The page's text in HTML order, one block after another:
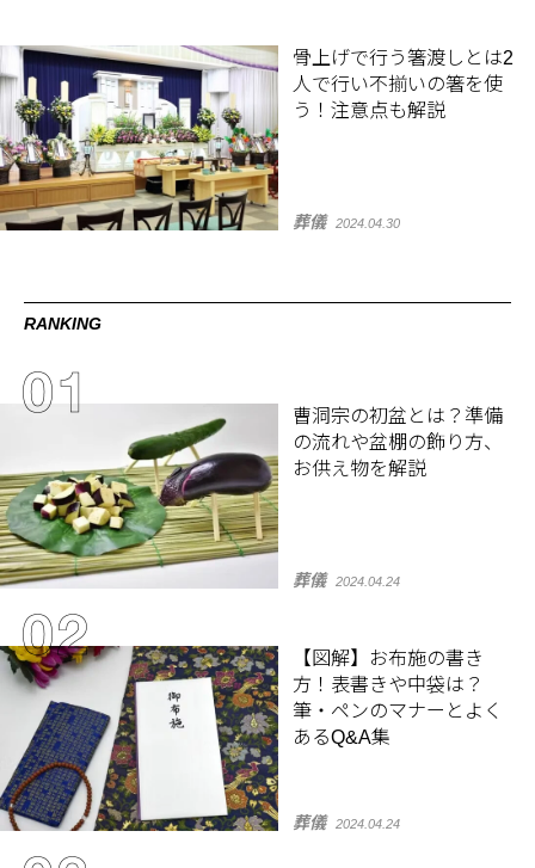
骨上げで行う箸渡しとは2
人で行い不揃いの箸を使
う！注意点も解説
葬儀 2024.04.30
RANKING
曹洞宗の初盆とは？準備
の流れや盆棚の飾り方、
お供え物を解説
葬儀 2024.04.24
【図解】お布施の書き
方！表書きや中袋は？
筆・ペンのマナーとよく
あるQ&A集
葬儀 2024.04.24